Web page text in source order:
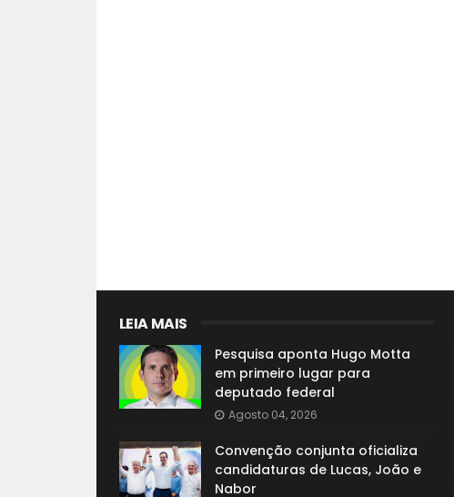
LEIA MAIS
Pesquisa aponta Hugo Motta
em primeiro lugar para
deputado federal
Agosto 04, 2026
Convenção conjunta oficializa
candidaturas de Lucas, João e
Nabor